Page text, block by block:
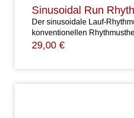
Sinusoidal Run
Der sinusoidale Lauf-
konventionellen
29,00 €